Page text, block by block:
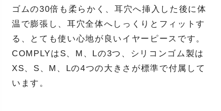
ゴムの30倍も柔らかく、耳穴へ挿入した後に体
温で膨張し、耳穴全体へしっくりとフィットす
る、とても使い心地が良いイヤーピースです。
COMPLYはS、M、Lの3つ、シリコンゴム製は
XS、S、M、Lの4つの大きさが標準で付属して
います。